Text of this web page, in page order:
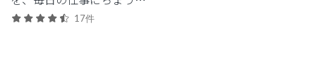
よく。日常使いしやすいプ
17件